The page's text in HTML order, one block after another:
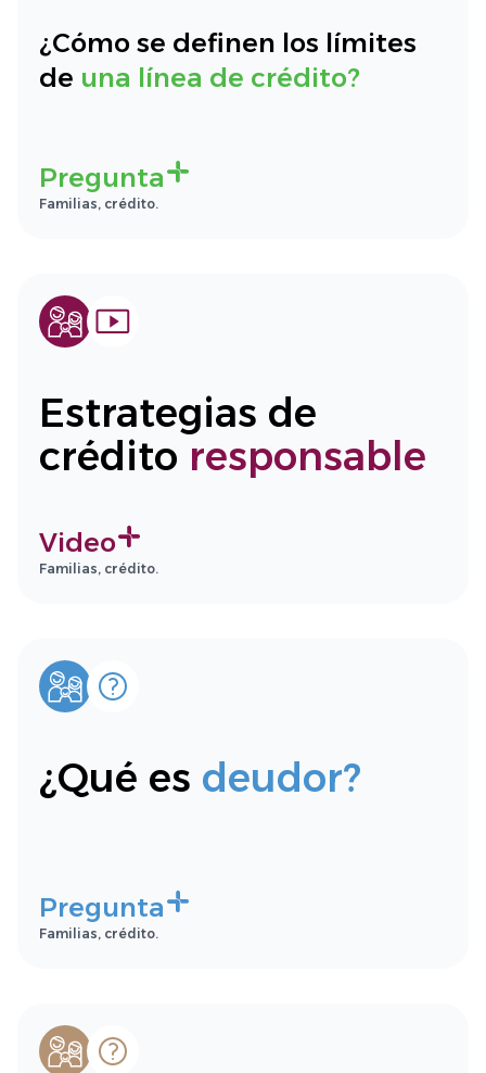
¿Cómo se definen los límites
de una línea de crédito?
Pregunta
Familias, crédito.
Estrategias de
crédito responsable
Video
Familias, crédito.
¿Qué es deudor?
Pregunta
Familias, crédito.